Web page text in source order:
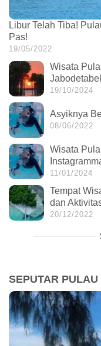
Libur Telah Tiba!
Pas!
19/05/2022
Wisata
19/10/2024
Asyiknya
08/06/2022
Wisata
11/01/2024
Tempat
dan
20/12/2022
SEPUTAR